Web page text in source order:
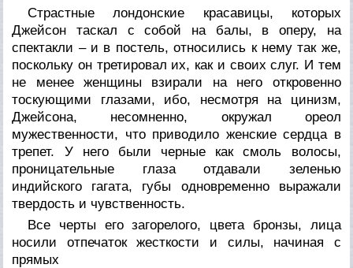
Страстные лондонские красавицы, которых
Джейсон таскал с собой на балы, в оперу, на
спектакли – и в постель, относились к нему так же,
поскольку он третировал их, как и своих слуг. И тем
не менее женщины взирали на него откровенно
тоскующими глазами, ибо, несмотря на цинизм,
Джейсона, несомненно, окружал ореол
мужественности, что приводило женские сердца в
трепет. У него были черные как смоль волосы,
проницательные глаза отдавали зеленью
индийского гагата, губы одновременно выражали
твердость и чувственность.
Все черты его загорелого, цвета бронзы, лица
носили отпечаток жесткости и силы, начиная с
прямых